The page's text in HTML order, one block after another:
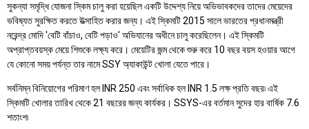
সুকন্যা সমৃদ্ধি যোজনা স্কিম চালু করা হয়েছিল একটি উদ্দেশ্য নিয়ে অভিভাবকদের তাদের মেয়েদের
ভবিষ্যত সুরক্ষিত করতে উত্সাহিত করার জন্য। এই স্কিমটি 2015 সালে ভারতের প্রধানমন্ত্রী
নরেন্দ্র মোদি 'বেটি বাঁচাও, বেটি পড়াও' অভিযানের অধীনে চালু করেছিলেন। এই স্কিমটি
অপ্রাপ্তবয়স্ক মেয়ে শিশুকে লক্ষ্য করে। মেয়েটির জন্ম থেকে শুরু করে 10 বছর বয়স হওয়ার আগে
যে কোনো সময় পর্যন্ত তার নামে SSY অ্যাকাউন্ট খোলা যেতে পারে।
সর্বনিম্ন বিনিয়োগের পরিমাণ হল INR 250 এবং সর্বাধিক হল INR 1.5 লক্ষ প্রতি বছর৷ এই
স্কিমটি খোলার তারিখ থেকে 21 বছরের জন্য কার্যকর। SSYS-এর বর্তমান সুদের হার বার্ষিক 7.6
শতাংশ৷